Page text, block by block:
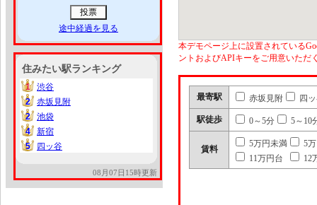
途中経過を見る
住みたい駅ランキング
1
1
渋谷
2
2
赤坂見附
2
2
池袋
4
4
新宿
5
5 四ッ谷
08月07日15時更新
本デモページ上に設置されている
ントおよびAPIキーをご用意いただ
最寄駅 赤坂見附 四
駅徒歩 0～5分 5～10
賃料
5万円未満
5
11万円台
12